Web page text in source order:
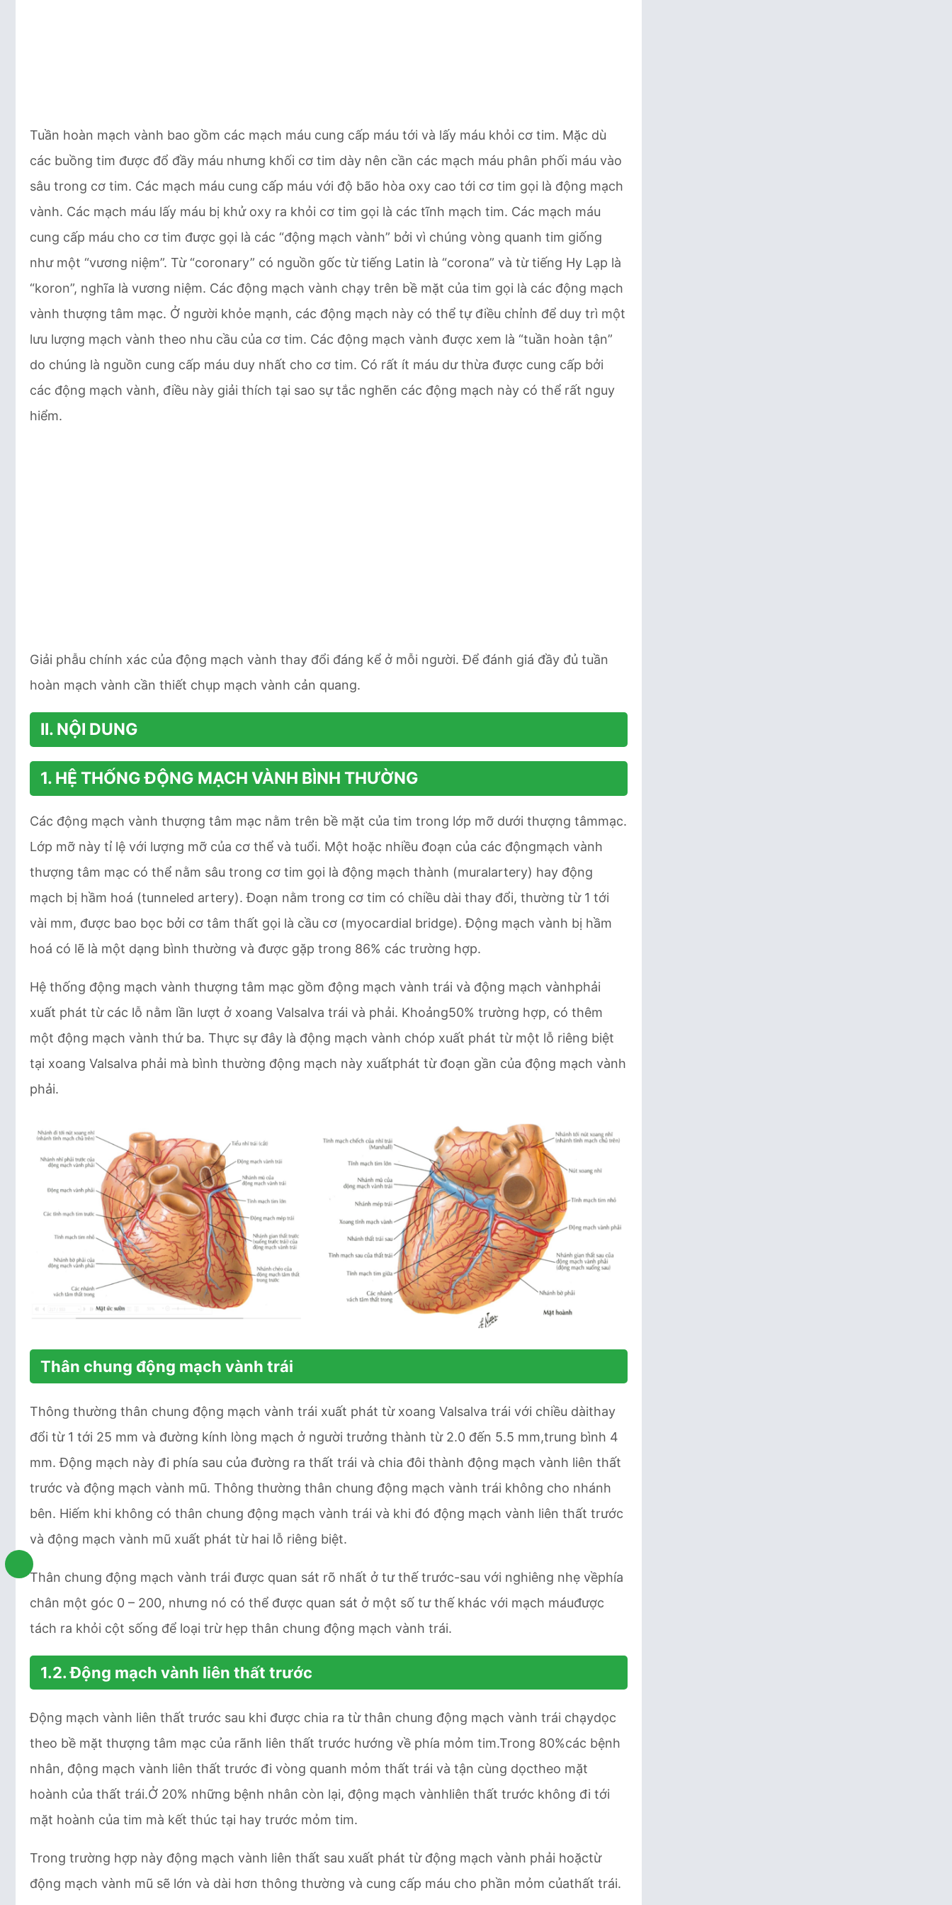
Tuần hoàn mạch vành bao gồm các mạch máu cung cấp máu tới và lấy máu khỏi cơ tim. Mặc dù
các buồng tim được đổ đầy máu nhưng khối cơ tim dày nên cần các mạch máu phân phối máu vào
sâu trong cơ tim. Các mạch máu cung cấp máu với độ bão hòa oxy cao tới cơ tim gọi là động mạch
vành. Các mạch máu lấy máu bị khử oxy ra khỏi cơ tim gọi là các tĩnh mạch tim. Các mạch máu
cung cấp máu cho cơ tim được gọi là các “động mạch vành” bởi vì chúng vòng quanh tim giống
như một “vương niệm”. Từ “coronary” có nguồn gốc từ tiếng Latin là “corona” và từ tiếng Hy Lạp là
“koron”, nghĩa là vương niệm. Các động mạch vành chạy trên bề mặt của tim gọi là các động mạch
vành thượng tâm mạc. Ở người khỏe mạnh, các động mạch này có thể tự điều chỉnh để duy trì một
lưu lượng mạch vành theo nhu cầu của cơ tim. Các động mạch vành được xem là “tuần hoàn tận”
do chúng là nguồn cung cấp máu duy nhất cho cơ tim. Có rất ít máu dư thừa được cung cấp bởi
các động mạch vành, điều này giải thích tại sao sự tắc nghẽn các động mạch này có thể rất nguy
hiểm.
Giải phẫu chính xác của động mạch vành thay đổi đáng kể ở mỗi người. Để đánh giá đầy đủ tuần
hoàn mạch vành cần thiết chụp mạch vành cản quang.
II. NỘI DUNG
1. HỆ THỐNG ĐỘNG MẠCH VÀNH BÌNH THƯỜNG
Các động mạch vành thượng tâm mạc nằm trên bề mặt của tim trong lớp mỡ dưới thượng tâmmạc.
Lớp mỡ này tỉ lệ với lượng mỡ của cơ thể và tuổi. Một hoặc nhiều đoạn của các độngmạch vành
thượng tâm mạc có thể nằm sâu trong cơ tim gọi là động mạch thành (muralartery) hay động
mạch bị hầm hoá (tunneled artery). Đoạn nằm trong cơ tim có chiều dài thay đổi, thường từ 1 tới
vài mm, được bao bọc bởi cơ tâm thất gọi là cầu cơ (myocardial bridge). Động mạch vành bị hầm
hoá có lẽ là một dạng bình thường và được gặp trong 86% các trường hợp.
Hệ thống động mạch vành thượng tâm mạc gồm động mạch vành trái và động mạch vànhphải
xuất phát từ các lỗ nằm lần lượt ở xoang Valsalva trái và phải. Khoảng50% trường hợp, có thêm
một động mạch vành thứ ba. Thực sự đây là động mạch vành chóp xuất phát từ một lỗ riêng biệt
tại xoang Valsalva phải mà bình thường động mạch này xuấtphát từ đoạn gần của động mạch vành
phải.
Thân chung động mạch vành trái
Thông thường thân chung động mạch vành trái xuất phát từ xoang Valsalva trái với chiều dàithay
đổi từ 1 tới 25 mm và đường kính lòng mạch ở người trưởng thành từ 2.0 đến 5.5 mm,trung bình 4
mm. Động mạch này đi phía sau của đường ra thất trái và chia đôi thành động mạch vành liên thất
trước và động mạch vành mũ. Thông thường thân chung động mạch vành trái không cho nhánh
bên. Hiếm khi không có thân chung động mạch vành trái và khi đó động mạch vành liên thất trước
và động mạch vành mũ xuất phát từ hai lỗ riêng biệt.
Thân chung động mạch vành trái được quan sát rõ nhất ở tư thế trước-sau với nghiêng nhẹ vềphía
chân một góc 0 – 200, nhưng nó có thể được quan sát ở một số tư thế khác với mạch máuđược
tách ra khỏi cột sống để loại trừ hẹp thân chung động mạch vành trái.
1.2. Động mạch vành liên thất trước
Động mạch vành liên thất trước sau khi được chia ra từ thân chung động mạch vành trái chạydọc
theo bề mặt thượng tâm mạc của rãnh liên thất trước hướng về phía mỏm tim.Trong 80%các bệnh
nhân, động mạch vành liên thất trước đi vòng quanh mỏm thất trái và tận cùng dọctheo mặt
hoành của thất trái.Ở 20% những bệnh nhân còn lại, động mạch vànhliên thất trước không đi tới
mặt hoành của tim mà kết thúc tại hay trước mỏm tim.
Trong trường hợp này động mạch vành liên thất sau xuất phát từ động mạch vành phải hoặctừ
động mạch vành mũ sẽ lớn và dài hơn thông thường và cung cấp máu cho phần mỏm củathất trái.